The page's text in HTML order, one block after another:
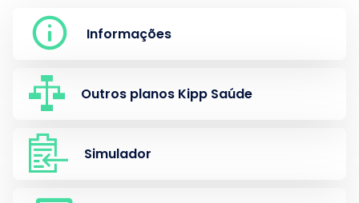
Informações
Outros planos Kipp Saúde
Simulador